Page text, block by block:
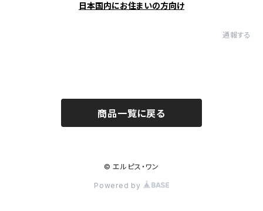
日本国内にお住まいの方向け
通報する
商品一覧に戻る
© エルピス・ワン
Powered by